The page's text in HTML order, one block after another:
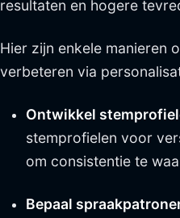
resultaten en hogere
Hier zijn enkele manieren
verbeteren via
Ontwikkel
stemprofielen voor
om consistentie te
Bepaal